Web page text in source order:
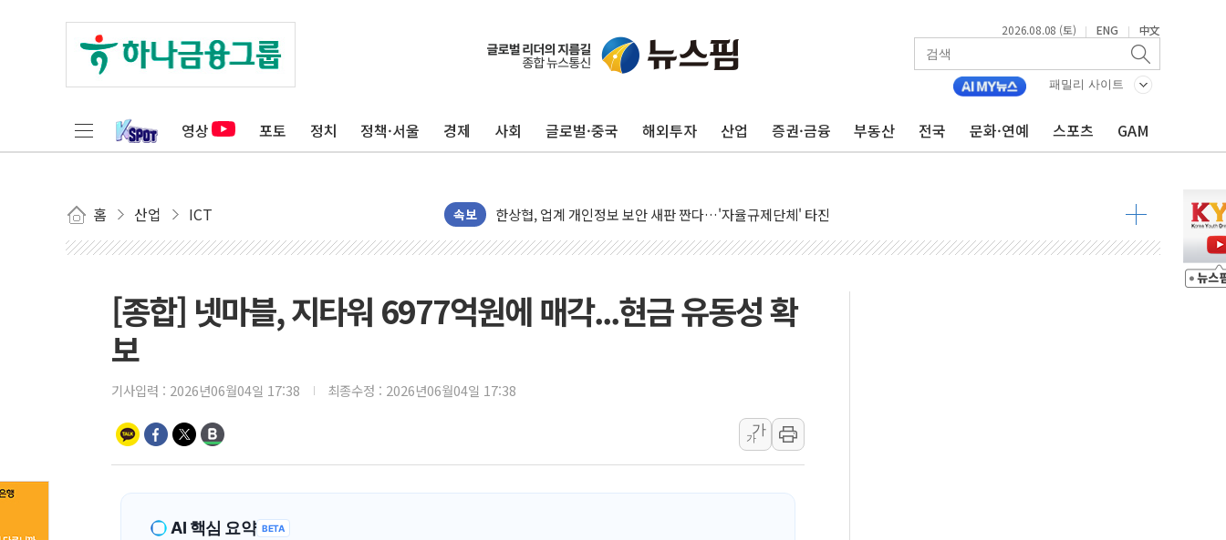
2026.08.08 (토) | ENG | 中文
패밀리 사이트
영상 포토 정치 정책·서울 경제 사회 글로벌·중국 해외투자 산업 증권·금융 부동산 전국 문화·연예 스포츠 GAM
홈 산업 ICT 속보
10월 보완수사권 폐지·공소청 출범…피해자들 '범죄 사각지대' 우려
한상협, 업계 개인정보 보안 새판 짠다…'자율규제단체' 타진
트럼프, 쿡 연준 이사 해임 재추진…"26일까지 의혹 소명" 요구
유럽증시, 美 고용 예상 밖 부진에 연준 금리 인상 가능성 낮아지며 상승… STOXX 600 지수는 나흘 연속 최고치
미 연준 매파 기세 꺾이나…고용 감소에 9월 동결 전망 우세
美 항소법원, 백악관 무도회장 공사 중단 명령…트럼프 제동
이란 핵심 원유 수출항 '하르그섬', 최근 1주일 이상 '올스톱'… 美 해상봉쇄 영향
美 고용 쇼크에 엔화 장중 급등…시장은 "또 개입했나" 촉각
뉴욕증시 프리뷰, 美 고용 쇼크에 금리 인상 우려 후퇴…나스닥 선물 1%대 상승
[종합] 넷마블, 지타워 6977억원에 매각...현금 유동성 확
보
기사입력 : 2026년06월04일 17:38 최종수정 : 2026년06월04일 17:38
가
가
AI 핵심 요약 BETA